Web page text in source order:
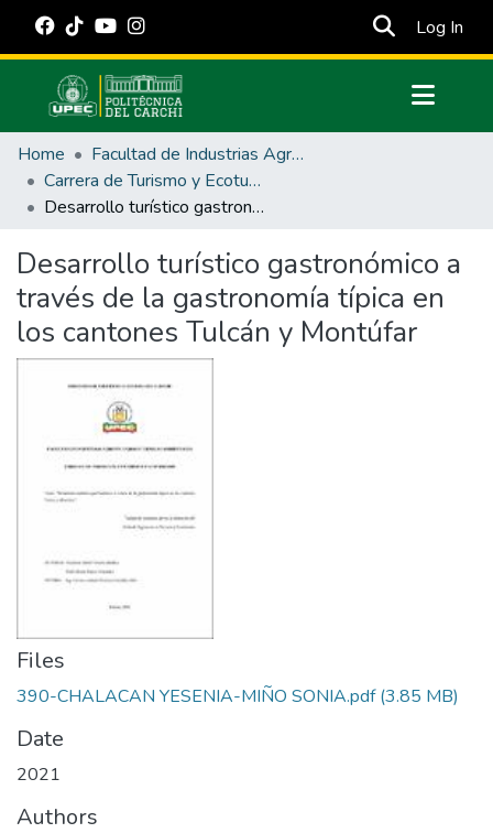
Log In
Communities & Collections
All of DSpace
Statistics
Estadísticas Externas
Manuales
Home
Facultad de Industrias Agropecuarias y Ciencias Ambientales
Carrera de Turismo y Ecoturimo
Desarrollo turístico gastronómico a través de la gastronomía típica en los cantones Tulcán y Montúfar
Desarrollo turístico gastronómico a
través de la gastronomía típica en
los cantones Tulcán y Montúfar
Files
390-CHALACAN YESENIA-MIÑO SONIA.pdf(3.85 MB)
Date
2021
Authors